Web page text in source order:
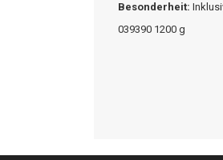
Besonderheit:
039390 1200 g